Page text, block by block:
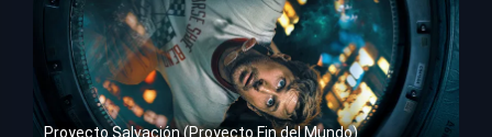
Proyecto Salvación (Proyecto Fin del Mundo)